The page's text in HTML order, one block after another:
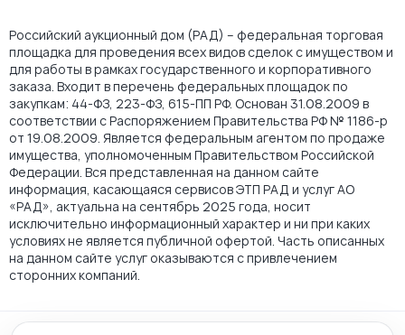
Российский аукционный дом (РАД) – федеральная торговая
площадка для проведения всех видов сделок с имуществом и
для работы в рамках государственного и корпоративного
заказа. Входит в перечень федеральных площадок по
закупкам: 44-ФЗ, 223-ФЗ, 615-ПП РФ. Основан 31.08.2009 в
соответствии с Распоряжением Правительства РФ № 1186-р
от 19.08.2009. Является федеральным агентом по продаже
имущества, уполномоченным Правительством Российской
Федерации. Вся представленная на данном сайте
информация, касающаяся сервисов ЭТП РАД и услуг АО
«РАД», актуальна на сентябрь 2025 года, носит
исключительно информационный характер и ни при каких
условиях не является публичной офертой. Часть описанных
на данном сайте услуг оказываются с привлечением
сторонних компаний.